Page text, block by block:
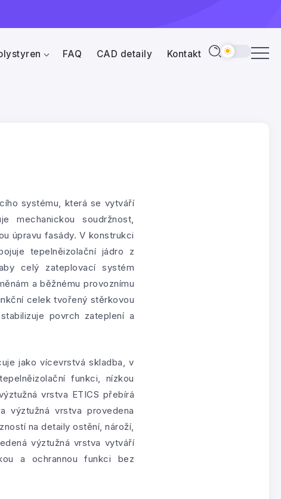
FAQ CAD detaily Kontakt
systému, která se vytváří
mechanickou soudržnost,
úpravu fasády. V konstrukci
tepelněizolační jádro z
celý zateplovací systém
a běžnému provoznímu
celek tvořený stěrkovou
povrch zateplení a
jako vícevrstvá skladba, v
funkci, nízkou
vrstva ETICS přebírá
výztužná vrstva provedena
na detaily ostění, nároží,
výztužná vrstva vytváří
a ochrannou funkci bez